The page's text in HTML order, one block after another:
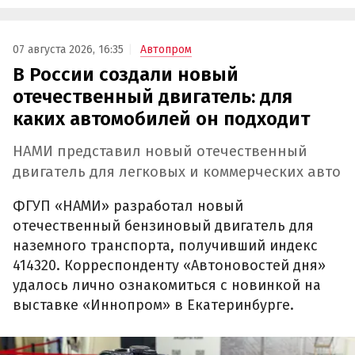
07 августа 2026, 16:35 Автопром
В России создали новый
отечественный двигатель: для
каких автомобилей он подходит
НАМИ представил новый отечественный
двигатель для легковых и коммерческих авто
ФГУП «НАМИ» разработал новый
отечественный бензиновый двигатель для
наземного транспорта, получивший индекс
414320. Корреспонденту «Автоновостей дня»
удалось лично ознакомиться с новинкой на
выставке «Иннопром» в Екатеринбурге.